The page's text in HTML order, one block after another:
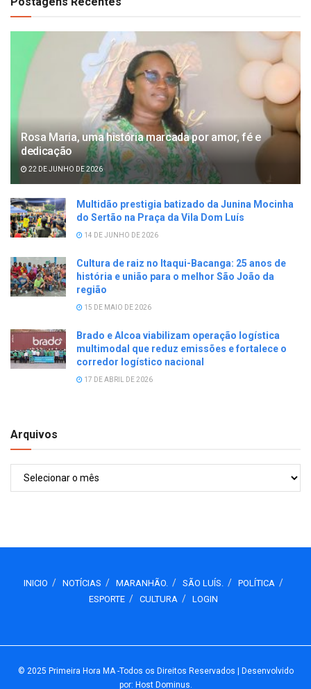
Rosa Maria, uma história marcada por amor, fé e
dedicação
22 DE JUNHO DE 2026
Multidão prestigia batizado da Junina Mocinha
do Sertão na Praça da Vila Dom Luís
14 DE JUNHO DE 2026
Cultura de raiz no Itaqui-Bacanga: 25 anos de
história e união para o melhor São João da
região
15 DE MAIO DE 2026
Brado e Alcoa viabilizam operação logística
multimodal que reduz emissões e fortalece o
corredor logístico nacional
17 DE ABRIL DE 2026
Arquivos
INICIO NOTÍCIAS MARANHÃO. SÃO LUÍS.
POLÍTICA
ESPORTE
CULTURA LOGIN
© 2025 Primeira Hora MA-Todos os Direitos Reservados | Desenvolvido
por: Host Dominus